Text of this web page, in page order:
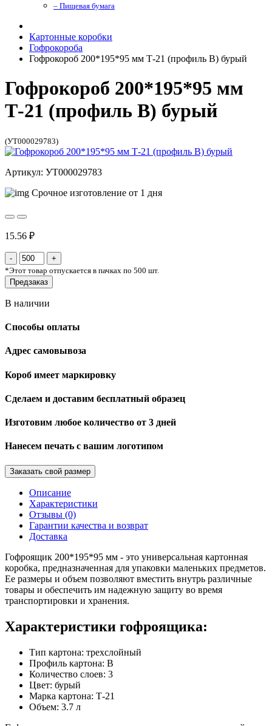
– Пищевая бумага
Картонные коробки
Гофрокороба
Гофрокороб 200*195*95 мм Т-21 (профиль B) бурый
Гофрокороб 200*195*95 мм
Т-21 (профиль B) бурый
(УТ000029783)
Артикул: УТ000029783
Срочное изготовление от 1 дня
15.56 ₽
*Этот товар отпускается в пачках по 500 шт.
Предзаказ
В наличии
Способы оплаты
Адрес самовывоза
Короб имеет маркировку
Сделаем и доставим бесплатный образец
Изготовим любое количество от 3 дней
Нанесем печать с вашим логотипом
Заказать свой размер
Описание
Характеристики
Отзывы (0)
Гарантии качества и возврат
Доставка
Гофроящик 200*195*95 мм - это универсальная картонная
коробка, предназначенная для упаковки маленьких предметов.
Ее размеры и объем позволяют вместить внутрь различные
товары и обеспечить им надежную защиту во время
транспортировки и хранения.
Характеристики гофроящика:
Тип картона: трехслойный
Профиль картона: В
Количество слоев: 3
Цвет: бурый
Марка картона: Т-21
Объем: 3.7 л